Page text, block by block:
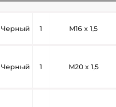
Черный 1 M16 x 1,5
Черный 1 M20 x 1,5